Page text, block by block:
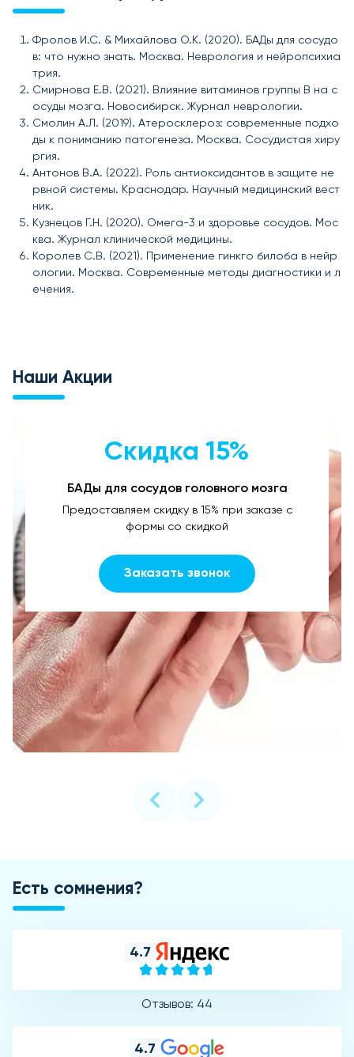
Фролов И.С. & Михайлова О.К. (2020). БАДы для сосудо
в: что нужно знать. Москва. Неврология и нейропсихиа
трия.
Смирнова Е.В. (2021). Влияние витаминов группы B на с
осуды мозга. Новосибирск. Журнал неврологии.
Смолин А.Л. (2019). Атеросклероз: современные подхо
ды к пониманию патогенеза. Москва. Сосудистая хиру
ргия.
Антонов В.А. (2022). Роль антиоксидантов в защите не
рвной системы. Краснодар. Научный медицинский вест
ник.
Кузнецов Г.Н. (2020). Омега-3 и здоровье сосудов. Мос
ква. Журнал клинической медицины.
Королев С.В. (2021). Применение гинкго билоба в нейр
ологии. Москва. Современные методы диагностики и л
ечения.
Наши Акции
Скидка 15%
БАДы для сосудов головного мозга
Предоставляем скидку в 15% при заказе с
формы со скидкой
Заказать звонок
Есть сомнения?
4.7
Отзывов: 44
4.7